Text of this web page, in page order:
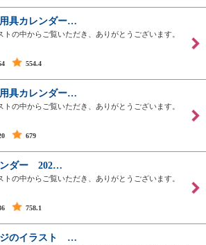
具カレンダー…
トの中からご覧いただき、ありがとうございます。
554.4
具カレンダー…
トの中からご覧いただき、ありがとうございます。
679
ンダー 202…
トの中からご覧いただき、ありがとうございます。
758.1
ジのイラスト …